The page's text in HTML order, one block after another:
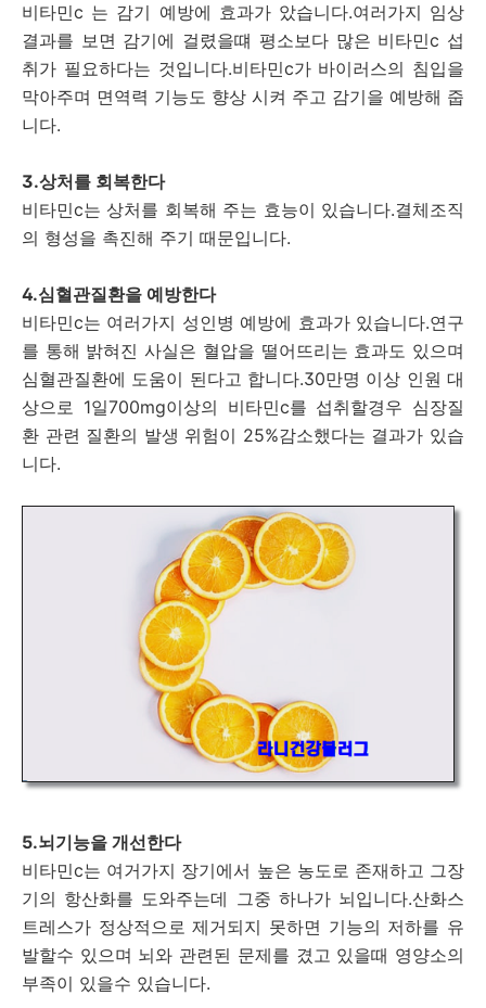
비타민c 는 감기 예방에 효과가 았습니다.여러가지 임상
결과를 보면 감기에 걸렸을떄 평소보다 많은 비타민c 섭
취가 필요하다는 것입니다.비타민c가 바이러스의 침입을
막아주며 면역력 기능도 향상 시켜 주고 감기을 예방해 줍
니다.
3.상처를 회복한다
비타민c는 상처를 회복해 주는 효능이 있습니다.결체조직
의 형성을 촉진해 주기 때문입니다.
4.심혈관질환을 예방한다
비타민c는 여러가지 성인병 예방에 효과가 있습니다.연구
를 통해 밝혀진 사실은 혈압을 떨어뜨리는 효과도 있으며
심혈관질환에 도움이 된다고 합니다.30만명 이상 인원 대
상으로 1일700mg이상의 비타민c를 섭취할경우 심장질
환 관련 질환의 발생 위험이 25%감소했다는 결과가 있습
니다.
5.뇌기능을 개선한다
비타민c는 여거가지 장기에서 높은 농도로 존재하고 그장
기의 항산화를 도와주는데 그중 하나가 뇌입니다.산화스
트레스가 정상적으로 제거되지 못하면 기능의 저하를 유
발할수 있으며 뇌와 관련된 문제를 겼고 있을때 영양소의
부족이 있을수 있습니다.